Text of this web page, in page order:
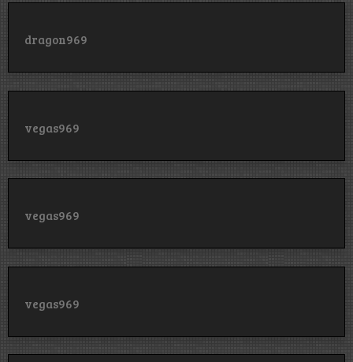
dragon969
vegas969
vegas969
vegas969